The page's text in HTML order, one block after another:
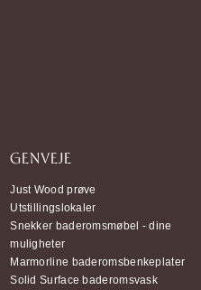
GENVEJE
Just Wood prøve
Utstillingslokaler
Snekker baderomsmøbel - dine
muligheter
Marmorline baderomsbenkeplater
Solid Surface baderomsvask